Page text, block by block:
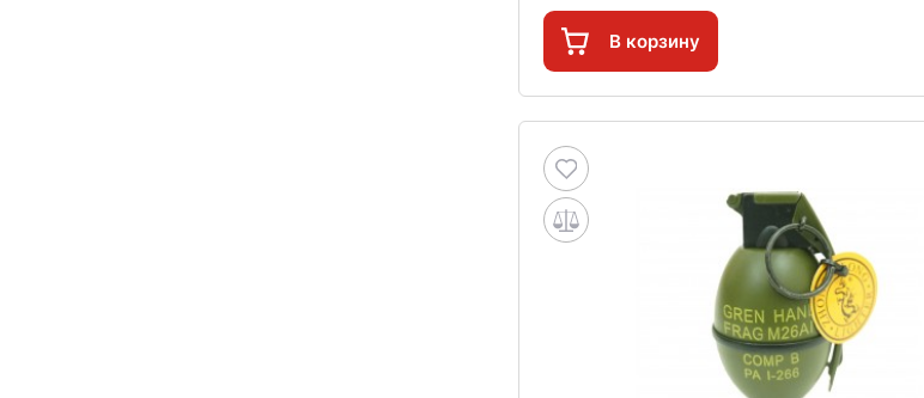
В корзину